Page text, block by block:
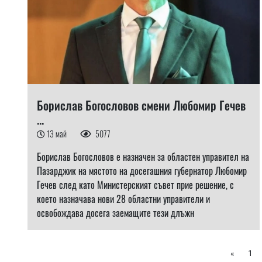
Борислав Богословов смени Любомир Гечев
...
13 май 5077
Борислав Богословов е назначен за областен управител на
Пазарджик на мястото на досегашния губернатор Любомир
Гечев след като Министерският съвет прие решение, с
което назначава нови 28 областни управители и
освобождава досега заемащите тези длъжн
« 1